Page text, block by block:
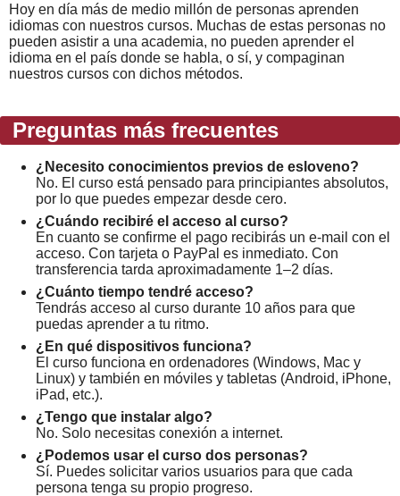
Hoy en día más de medio millón de personas aprenden
idiomas con nuestros cursos. Muchas de estas personas no
pueden asistir a una academia, no pueden aprender el
idioma en el país donde se habla, o sí, y compaginan
nuestros cursos con dichos métodos.
Preguntas más frecuentes
¿Necesito conocimientos previos de esloveno?
No. El curso está pensado para principiantes absolutos,
por lo que puedes empezar desde cero.
¿Cuándo recibiré el acceso al curso?
En cuanto se confirme el pago recibirás un e-mail con el
acceso. Con tarjeta o PayPal es inmediato. Con
transferencia tarda aproximadamente 1–2 días.
¿Cuánto tiempo tendré acceso?
Tendrás acceso al curso durante 10 años para que
puedas aprender a tu ritmo.
¿En qué dispositivos funciona?
El curso funciona en ordenadores (Windows, Mac y
Linux) y también en móviles y tabletas (Android, iPhone,
iPad, etc.).
¿Tengo que instalar algo?
No. Solo necesitas conexión a internet.
¿Podemos usar el curso dos personas?
Sí. Puedes solicitar varios usuarios para que cada
persona tenga su propio progreso.